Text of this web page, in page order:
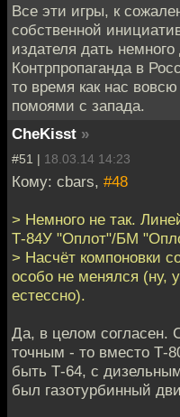
Все эти игры, к
собственной
издателя дать немного
Контрпропаганда в
то время как нас
помоями с запада.
CheKisst »
#51 | 18.03.14 14:23
Кому: cbars, #48
> Немного не так.
Т-84У "Оплот"/БМ
> Насчёт компоновки
особо не менялся (ну,
естессно).
Да, в целом согласен.
точным - то вместо Т-
быть Т-64, с
был газотурбинный